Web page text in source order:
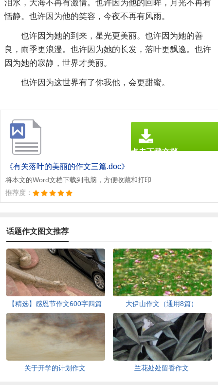
泪水，大海不再有激情。也许因为他的回眸，月光不再有
恬静。也许因为他的笑容，今夜不再有风雨。
也许因为她的到来，星光更美丽。也许因为她的善
良，雨季更浪漫。也许因为她的长发，落叶更飘逸。也许
因为她的寂静，世界才美丽。
也许因为这世界有了你我他，会更甜蜜。
《有关落叶的美丽的作文三篇.doc》
将本文的Word文档下载到电脑，方便收藏和打印
推荐度：
点击下载文档
话题作文图文推荐
【精选】感恩节作文600字四篇 大伊山作文（通用8篇）
关于开学的计划作文 兰花处处留香作文